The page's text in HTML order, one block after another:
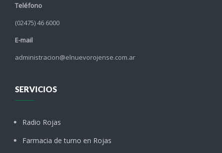
Teléfono
(02475) 46 6000
E-mail
administracion@elnuevorojense.com.ar
SERVICIOS
Radio Rojas
Farmacia de turno en Rojas